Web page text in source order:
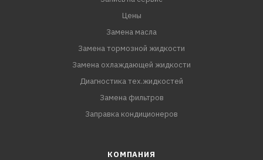
Цены
Замена масла
Замена тормозной жидкости
Замена охлаждающей жидкости
Диагностика тех.жидкостей
Замена фильтров
Заправка кондиционеров
КОМПАНИЯ